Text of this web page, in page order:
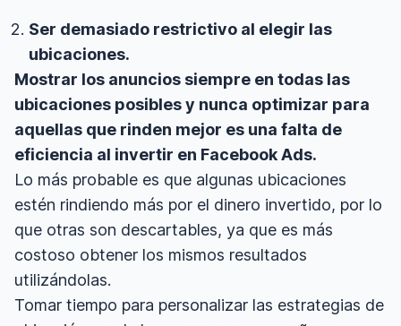
Ser demasiado restrictivo al elegir las
ubicaciones.
Mostrar los anuncios siempre en todas las
ubicaciones posibles y nunca optimizar para
aquellas que rinden mejor es una falta de
eficiencia al invertir en Facebook Ads.
Lo más probable es que algunas ubicaciones
estén rindiendo más por el dinero invertido, por lo
que otras son descartables, ya que es más
costoso obtener los mismos resultados
utilizándolas.
Tomar tiempo para personalizar las estrategias de